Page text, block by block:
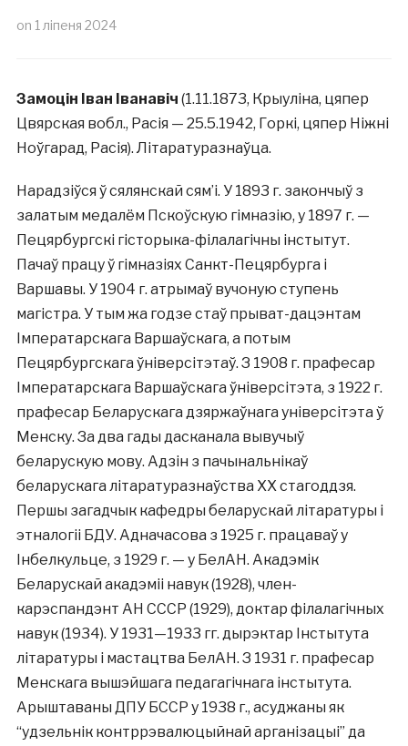
on 1 ліпеня 2024
Замоцін Іван Іванавіч (1.11.1873, Крыуліна, цяпер
Цвярская вобл., Расія — 25.5.1942, Горкі, цяпер Ніжні
Ноўгарад, Расія). Літаратуразнаўца.
Нарадзіўся ў сялянскай сям’і. У 1893 г. закончыў з
залатым медалём Пскоўскую гімназію, у 1897 г. —
Пецярбургскі гісторыка-філалагічны інстытут.
Пачаў працу ў гімназіях Санкт-Пецярбурга і
Варшавы. У 1904 г. атрымаў вучоную ступень
магістра. У тым жа годзе стаў прыват-дацэнтам
Імператарскага Варшаўскага, а потым
Пецярбургскага ўніверсітэтаў. З 1908 г. прафесар
Імператарскага Варшаўскага ўніверсітэта, з 1922 г.
прафесар Беларускага дзяржаўнага універсітэта ў
Менску. За два гады дасканала вывучыў
беларускую мову. Адзін з пачынальнікаў
беларускага літаратуразнаўства XX стагоддзя.
Першы загадчык кафедры беларускай літаратуры і
этналогіі БДУ. Адначасова з 1925 г. працаваў у
Інбелкульце, з 1929 г. — у БелАН. Акадэмік
Беларускай акадэміі навук (1928), член-
карэспандэнт АН СССР (1929), доктар філалагічных
навук (1934). У 1931—1933 гг. дырэктар Інстытута
літаратуры і мастацтва БелАН. З 1931 г. прафесар
Менскага вышэйшага педагагічнага інстытута.
Арыштаваны ДПУ БССР у 1938 г., асуджаны як
“удзельнік контррэвалюцыйнай арганізацыі” да